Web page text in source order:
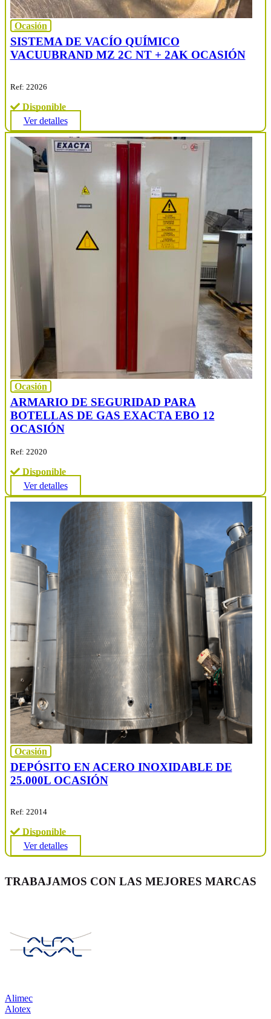
Ocasión
SISTEMA DE VACÍO QUÍMICO
VACUUBRAND MZ 2C NT + 2AK OCASIÓN
Ref: 22026
Disponible
Ver detalles
Ocasión
ARMARIO DE SEGURIDAD PARA
BOTELLAS DE GAS EXACTA EBO 12
OCASIÓN
Ref: 22020
Disponible
Ver detalles
Ocasión
DEPÓSITO EN ACERO INOXIDABLE DE
25.000L OCASIÓN
Ref: 22014
Disponible
Ver detalles
TRABAJAMOS CON LAS MEJORES MARCAS
Alimec
Alotex